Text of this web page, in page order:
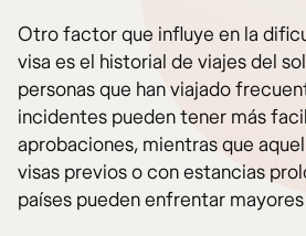
Otro factor que influye en la
visa es el historial de viajes del
personas que han viajado
incidentes pueden tener más
aprobaciones, mientras que
visas previos o con estancias
países pueden enfrentar